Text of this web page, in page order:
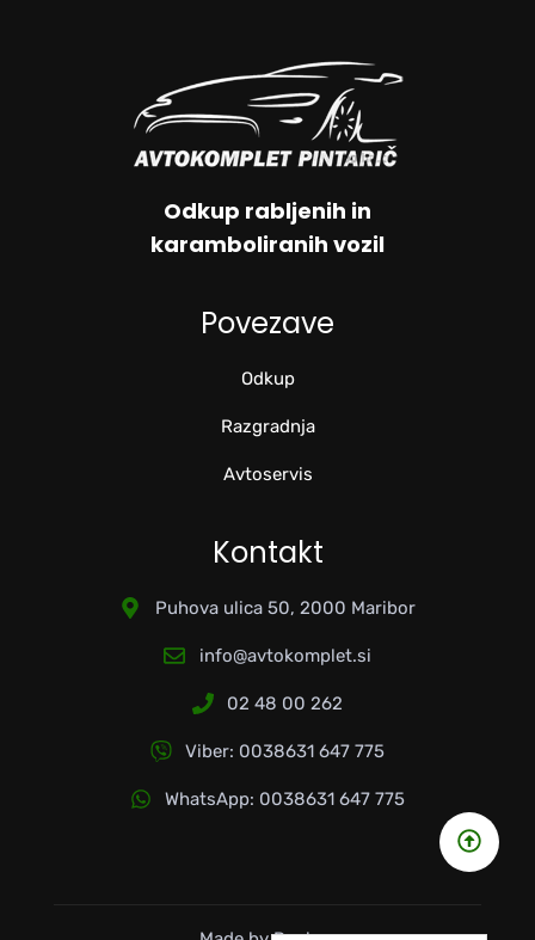
Odkup rabljenih in
karamboliranih vozil
Povezave
Odkup
Razgradnja
Avtoservis
Kontakt
Puhova ulica 50, 2000 Maribor
info@avtokomplet.si
02 48 00 262
Viber: 0038631 647 775
WhatsApp: 0038631 647 775